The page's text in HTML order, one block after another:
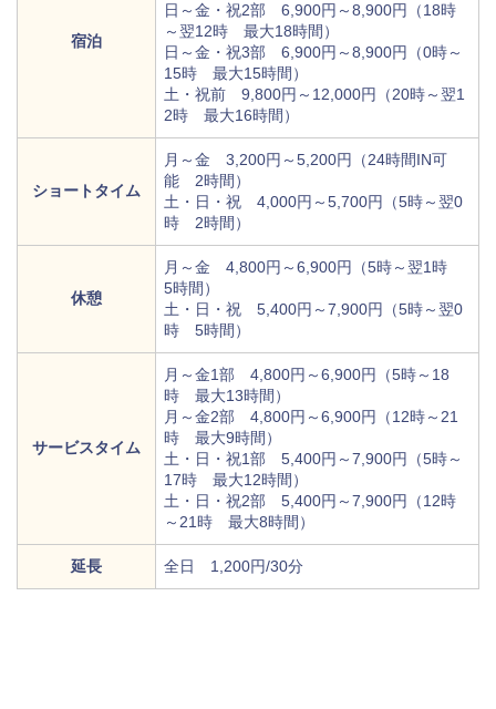
宿泊
日～金・祝2部 6,900円～8,900円（18時
～翌12時 最大18時間）
日～金・祝3部 6,900円～8,900円（0時～
15時 最大15時間）
土・祝前 9,800円～12,000円（20時～翌1
2時 最大16時間）
ショートタイム
月～金 3,200円～5,200円（24時間IN可
能 2時間）
土・日・祝 4,000円～5,700円（5時～翌0
時 2時間）
休憩
月～金 4,800円～6,900円（5時～翌1時
5時間）
土・日・祝 5,400円～7,900円（5時～翌0
時 5時間）
サービスタイム
月～金1部 4,800円～6,900円（5時～18
時 最大13時間）
月～金2部 4,800円～6,900円（12時～21
時 最大9時間）
土・日・祝1部 5,400円～7,900円（5時～
17時 最大12時間）
土・日・祝2部 5,400円～7,900円（12時
～21時 最大8時間）
延長 全日 1,200円/30分